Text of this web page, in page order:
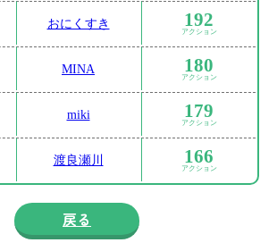
おにくすき 192
アクション
MINA 180
アクション
miki 179
アクション
渡良瀬川 166
アクション
戻る